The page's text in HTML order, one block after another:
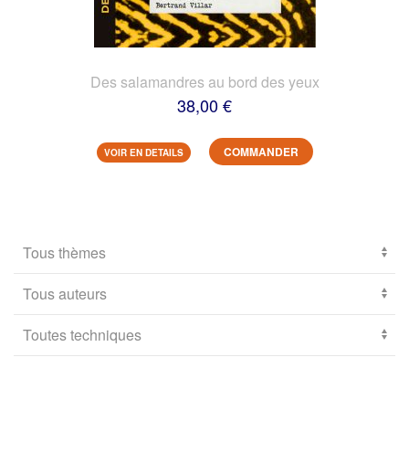
Des salamandres au bord des yeux
38,00 €
VOIR EN DETAILS COMMANDER